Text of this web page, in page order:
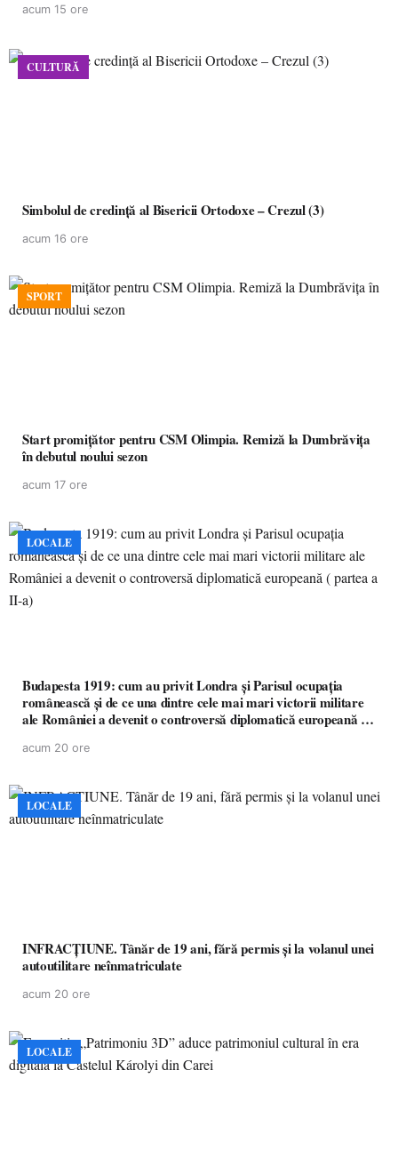
acum 15 ore
CULTURĂ
Simbolul de credinţă al Bisericii Ortodoxe – Crezul (3)
acum 16 ore
SPORT
Start promițător pentru CSM Olimpia. Remiză la Dumbrăvița
în debutul noului sezon
acum 17 ore
LOCALE
Budapesta 1919: cum au privit Londra și Parisul ocupația
românească și de ce una dintre cele mai mari victorii militare
ale României a devenit o controversă diplomatică europeană (
acum 20 ore
LOCALE
INFRACȚIUNE. Tânăr de 19 ani, fără permis și la volanul unei
autoutilitare neînmatriculate
acum 20 ore
LOCALE